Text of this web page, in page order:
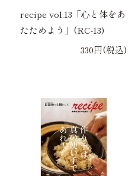
recipe vol.13「心と体をあ
たためよう」(RC-13)
330円(税込)